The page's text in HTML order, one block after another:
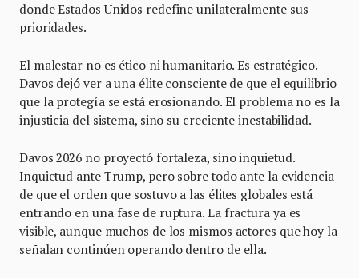
donde Estados Unidos redefine unilateralmente sus
prioridades.
El malestar no es ético ni humanitario. Es estratégico.
Davos dejó ver a una élite consciente de que el equilibrio
que la protegía se está erosionando. El problema no es la
injusticia del sistema, sino su creciente inestabilidad.
Davos 2026 no proyectó fortaleza, sino inquietud.
Inquietud ante Trump, pero sobre todo ante la evidencia
de que el orden que sostuvo a las élites globales está
entrando en una fase de ruptura. La fractura ya es
visible, aunque muchos de los mismos actores que hoy la
señalan continúen operando dentro de ella.